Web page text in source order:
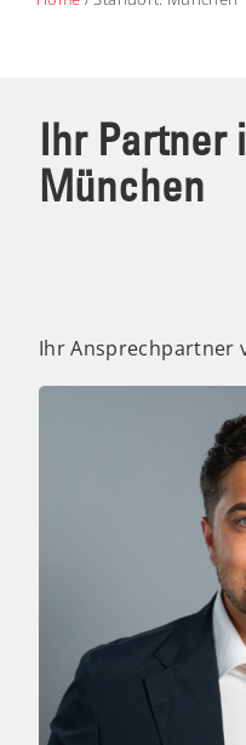
Ihr Partner
München
Ihr Ansprechpartner